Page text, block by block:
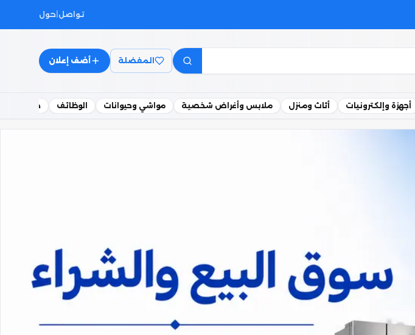
تواصل حول
المفضلة أضف إعلان
أجهزة وإلكترونيات أثاث ومنزل ملابس وأغراض شخصية مواشي وحيوانات الوظائف خدمات